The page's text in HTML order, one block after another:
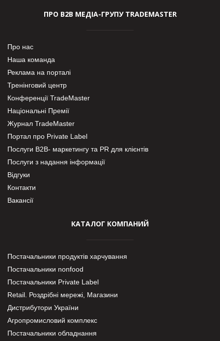
ПРО В2В МЕДІА-ГРУПУ TRADEMASTER
Про нас
Наша команда
Реклама на порталі
Тренінговий центр
Конференції TradeMaster
Національні Премії
Журнал TradeMaster
Портал про Private Label
Послуги В2В- маркетингу та PR для клієнтів
Послуги з надання інформації
Відгуки
Контакти
Вакансії
КАТАЛОГ КОМПАНИЙ
Постачальники продуктів харчування
Постачальники nonfood
Постачальники Private Label
Retail. Роздрібні мережі, Магазини
Дистрибутори України
Агропромисловий комплекс
Постачальники обладнання